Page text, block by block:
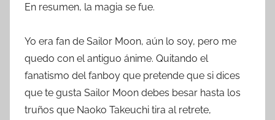
En resumen, la magia se fue.
Yo era fan de Sailor Moon, aún lo soy, pero me
quedo con el antiguo ánime. Quitando el
fanatismo del fanboy que pretende que si dices
que te gusta Sailor Moon debes besar hasta los
truños que Naoko Takeuchi tira al retrete,